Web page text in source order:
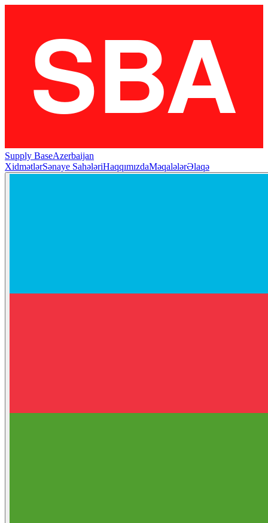
Supply BaseAzerbaijan
XidmətlərSənaye SahələriHaqqımızdaMəqalələrƏlaqə